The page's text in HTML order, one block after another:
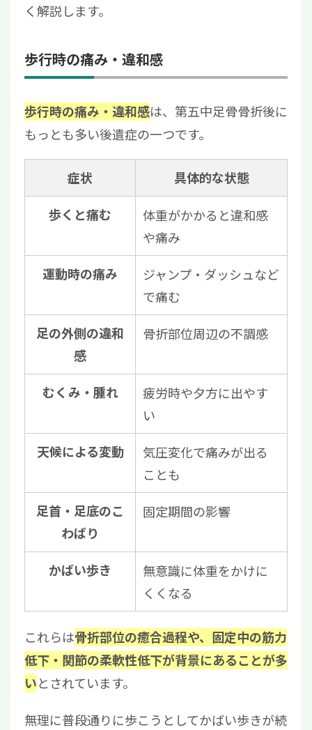
く解説します。
歩行時の痛み・違和感
歩行時の痛み・違和感は、第五中足骨骨折後に
もっとも多い後遺症の一つです。
症状 具体的な状態
歩くと痛む
体重がかかると違和感
や痛み
運動時の痛み
ジャンプ・ダッシュなど
で痛む
足の外側の違和
感
骨折部位周辺の不調感
むくみ・腫れ
疲労時や夕方に出やす
い
天候による変動
気圧変化で痛みが出る
ことも
足首・足底のこ
わばり
固定期間の影響
かばい歩き
無意識に体重をかけに
くくなる
これらは骨折部位の癒合過程や、固定中の筋力
低下・関節の柔軟性低下が背景にあることが多
いとされています。
無理に普段通りに歩こうとしてかばい歩きが続